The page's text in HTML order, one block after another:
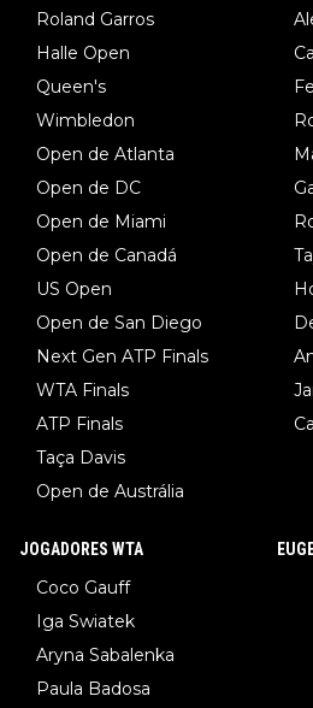
Roland Garros
Halle Open
Queen's
Wimbledon
Open de Atlanta
Open de DC
Open de Miami
Open de Canadá
US Open
Open de San Diego
Next Gen ATP Finals
WTA Finals
ATP Finals
Taça Davis
Open de Austrália
JOGADORES WTA
Coco Gauff
Iga Swiatek
Aryna Sabalenka
Paula Badosa